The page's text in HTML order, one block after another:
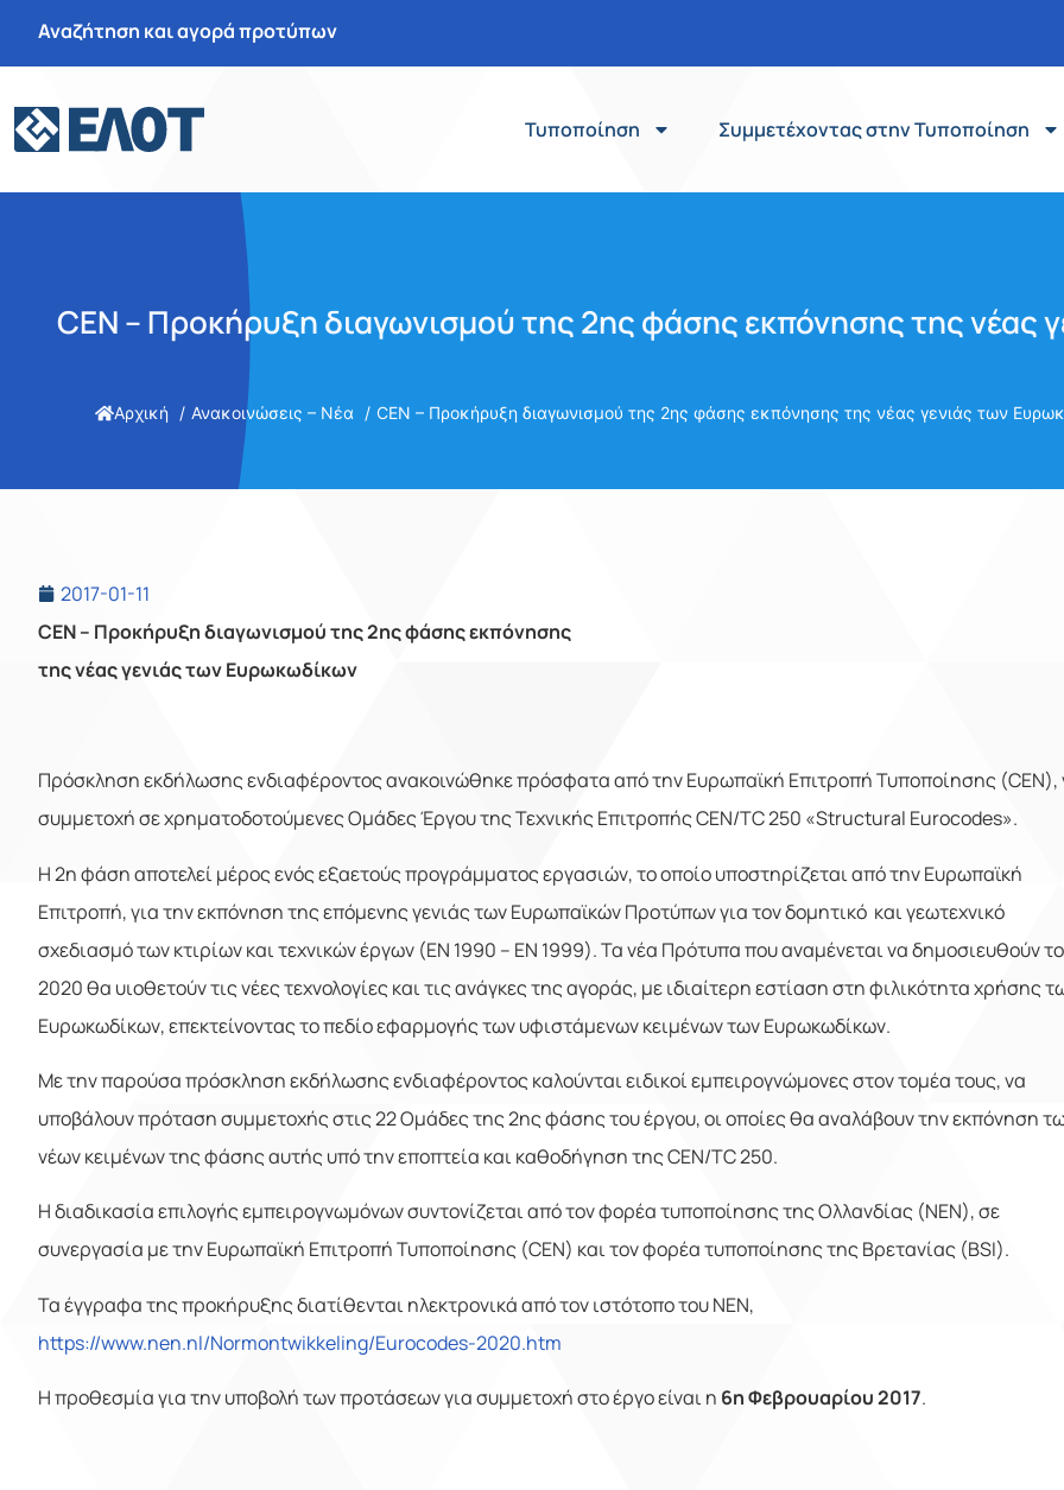
Αναζήτηση και αγορά προτύπων
Τυποποίηση Συμμετέχοντας στην Τυποποίηση
CEN – Προκήρυξη διαγωνισμού της 2ης φάσης εκπόνησης της νέας
Αρχική Ανακοινώσεις – Νέα CEN – Προκήρυξη διαγωνισμού της 2ης φάσης εκπόνησης της νέας γενιάς των
2017-01-11
CEN– Προκήρυξη διαγωνισμού της 2ης φάσης εκπόνησης
της νέας γενιάς των Ευρωκωδίκων
Πρόσκληση εκδήλωσης ενδιαφέροντος ανακοινώθηκε πρόσφατα από την Ευρωπαϊκή Επιτροπή Τυποποίησης (CEN),
συμμετοχή σε χρηματοδοτούμενες Ομάδες Έργου της Τεχνικής Επιτροπής CEN/TC 250 «Structural Eurocodes».
Η 2η φάση αποτελεί μέρος ενός εξαετούς προγράμματος εργασιών, το οποίο υποστηρίζεται από την Ευρωπαϊκή
Επιτροπή, για την εκπόνηση της επόμενης γενιάς των Ευρωπαϊκών Προτύπων για τον δομητικό και γεωτεχνικό
σχεδιασμό των κτιρίων και τεχνικών έργων (EN 1990 – EN 1999). Τα νέα Πρότυπα που αναμένεται να δημοσιευθούν το
2020 θα υιοθετούν τις νέες τεχνολογίες και τις ανάγκες της αγοράς, με ιδιαίτερη εστίαση στη φιλικότητα χρήσης
Ευρωκωδίκων, επεκτείνοντας το πεδίο εφαρμογής των υφιστάμενων κειμένων των Ευρωκωδίκων.
Με την παρούσα πρόσκληση εκδήλωσης ενδιαφέροντος καλούνται ειδικοί εμπειρογνώμονες στον τομέα τους, να
υποβάλουν πρόταση συμμετοχής στις 22 Ομάδες της 2ης φάσης του έργου, οι οποίες θα αναλάβουν την εκπόνηση
νέων κειμένων της φάσης αυτής υπό την εποπτεία και καθοδήγηση της CEN/TC 250.
Η διαδικασία επιλογής εμπειρογνωμόνων συντονίζεται από τον φορέα τυποποίησης της Ολλανδίας (ΝΕΝ), σε
συνεργασία με την Ευρωπαϊκή Επιτροπή Τυποποίησης (CEN) και τον φορέα τυποποίησης της Βρετανίας (BSI).
Τα έγγραφα της προκήρυξης διατίθενται ηλεκτρονικά από τον ιστότοπο του ΝΕΝ,
https://www.nen.nl/Normontwikkeling/Eurocodes-2020.htm
Η προθεσμία για την υποβολή των προτάσεων για συμμετοχή στο έργο είναι η 6η Φεβρουαρίου 2017.